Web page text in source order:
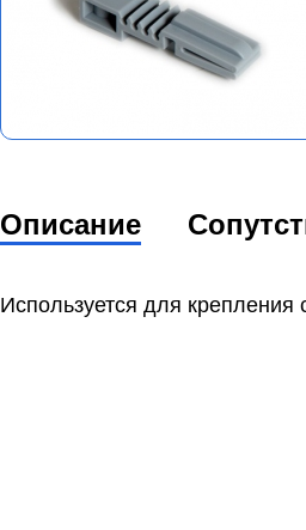
Описание
Используется для